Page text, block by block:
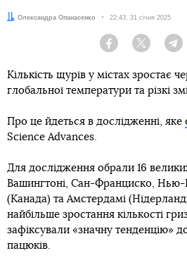
Автор:
Олександра Опанасенко Дата:
22:43, 31 січня 2025
Facebook Twitter
Кількість щурів у містах зростає
глобальної температури та різкі
Про це йдеться в дослідженні, яке
Science Advances.
Для дослідження обрали 16
Вашингтоні, Сан-Франциско,
(Канада) та Амстердамі
найбільше зростання кількості
зафіксували «значну тенденцію»
пацюків.